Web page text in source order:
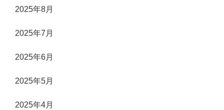
2025年8月
2025年7月
2025年6月
2025年5月
2025年4月